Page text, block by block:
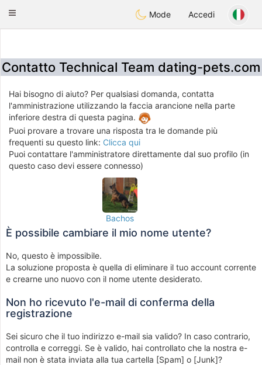
Animour
Toggle
Mode Accedi
Contatto Technical Team dating-pets.com
Hai bisogno di aiuto? Per qualsiasi domanda, contatta
l'amministrazione utilizzando la faccia arancione nella parte
inferiore destra di questa pagina.
Puoi provare a trovare una risposta tra le domande più
frequenti su questo link: Clicca qui
Puoi contattare l'amministratore direttamente dal suo profilo (in
questo caso devi essere connesso)
Bachos
È possibile cambiare il mio nome utente?
No, questo è impossibile.
La soluzione proposta è quella di eliminare il tuo account corrente
e crearne uno nuovo con il nome utente desiderato.
Non ho ricevuto l'e-mail di conferma della
registrazione
Sei sicuro che il tuo indirizzo e-mail sia valido? In caso contrario,
controlla e correggi. Se è valido, hai controllato che la nostra e-
mail non è stata inviata alla tua cartella [Spam] o [Junk]?